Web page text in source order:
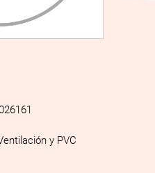
y PVC